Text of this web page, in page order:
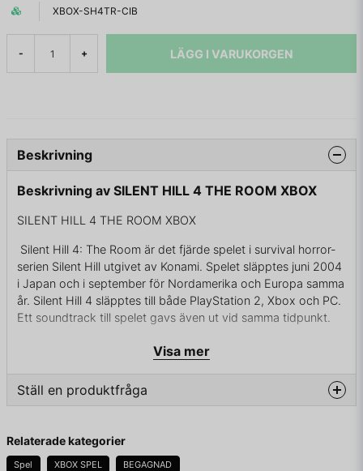
XBOX-SH4TR-CIB
- + LÄGG I VARUKORGEN
Beskrivning
Beskrivning av SILENT HILL 4 THE ROOM XBOX
SILENT HILL 4 THE ROOM XBOX
Silent Hill 4: The Room är det fjärde spelet i survival horror-
serien Silent Hill utgivet av Konami. Spelet släpptes juni 2004
i Japan och i september för Nordamerika och Europa samma
år. Silent Hill 4 släpptes till både PlayStation 2, Xbox och PC.
Ett soundtrack till spelet gavs även ut vid samma tidpunkt.
Till skillnad från de andra spelen i serien, så utspelar sig The
Room inte i den hemsökta staden Silent Hill. Istället möter vi
South Ashfield sedan två år tillbaka. Han finner sig själv inlåst
med en odödlig seriemördare.
Visa mer
Ställ en produktfråga
Fråga oss något om denna produkten...
Relaterade kategorier
Spel XBOX SPEL BEGAGNAD